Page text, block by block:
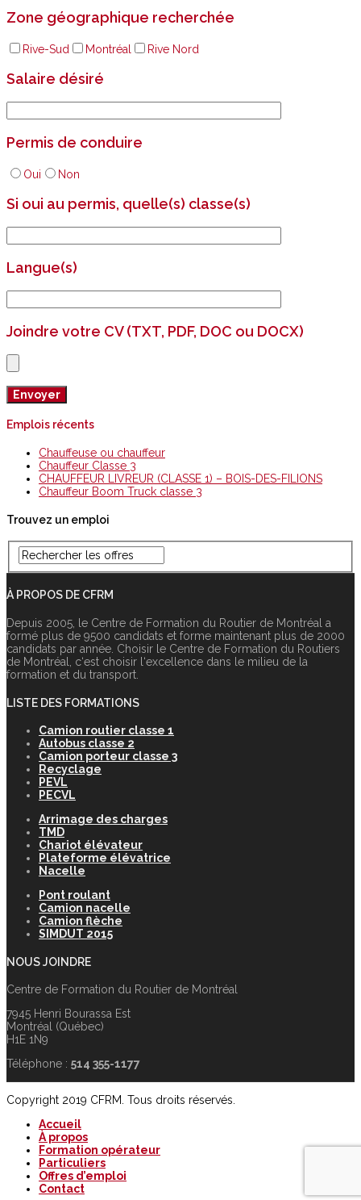
Zone géographique recherchée
Rive-Sud Montréal Rive Nord
Salaire désiré
Permis de conduire
Oui Non
Si oui au permis, quelle(s) classe(s)
Langue(s)
Joindre votre CV (TXT, PDF, DOC ou DOCX)
Emplois récents
Chauffeuse ou chauffeur
Chauffeur Classe 3
CHAUFFEUR LIVREUR (CLASSE 1) – BOIS-DES-FILIONS
Chauffeur Boom Truck classe 3
Trouvez un emploi
À PROPOS DE CFRM
Depuis 2005, le Centre de Formation du Routier de Montréal a
formé plus de 9500 candidats et forme maintenant plus de 2000
candidats par année. Choisir le Centre de Formation du Routiers
de Montréal, c‘est choisir l‘excellence dans le milieu de la
formation et du transport.
LISTE DES FORMATIONS
Camion routier classe 1
Autobus classe 2
Camion porteur classe 3
Recyclage
PEVL
PECVL
Arrimage des charges
TMD
Chariot élévateur
Plateforme élévatrice
Nacelle
Pont roulant
Camion nacelle
Camion flèche
SIMDUT 2015
NOUS JOINDRE
Centre de Formation du Routier de Montréal
7945 Henri Bourassa Est
Montréal (Québec)
H1E 1N9
Téléphone : 514 355-1177
Copyright 2019 CFRM. Tous droits réservés.
Accueil
À propos
Formation opérateur
Particuliers
Offres d’emploi
Contact